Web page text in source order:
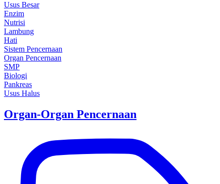
Usus Besar
Enzim
Nutrisi
Lambung
Hati
Sistem Pencernaan
Organ Pencernaan
SMP
Biologi
Pankreas
Usus Halus
Organ-Organ Pencernaan